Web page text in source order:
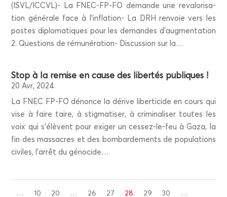
(ISVL/ICCVL)- La FNEC-FP-FO demande une reva­lo­ri­sa­
tion géné­rale face à l’in­fla­tion- La DRH ren­voie vers les
postes diplo­ma­tiques pour les demandes d’aug­men­ta­tion
2. Ques­tions de rému­né­ra­tion- Dis­cus­sion sur la…
Stop à la remise en cause des liber­tés publiques !
20 Avr, 2024
La FNEC FP-FO dénonce la dérive liber­ti­cide en cours qui
vise à faire taire, à stig­ma­ti­ser, à cri­mi­na­li­ser toutes les
voix qui s’élèvent pour exi­ger un ces­sez-le-feu à Gaza, la
fin des mas­sacres et des bom­bar­de­ments de popu­la­tions
civiles, l’arrêt du génocide…
… 10 20 … 26 27 28 29 30
…